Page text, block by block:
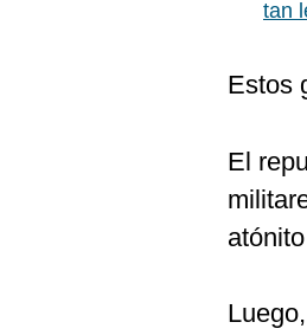
tan
Estos
El